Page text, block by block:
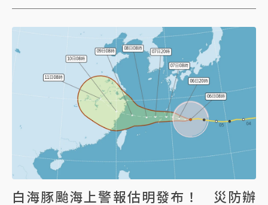
疫苗僅跟政府合作，被在野黨抹黑「阻擋民間團體採購
大家當時為了選舉利益，對執政、防疫團隊極盡抹黑，
當初做不實指控的人應對社會道歉。
白海豚颱海上警報估明發布！ 災防辦